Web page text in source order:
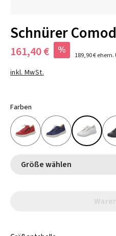
Schnürer
161,40 € % 189,90 €ehem.
inkl. MwSt.
Farben
Größe wählen